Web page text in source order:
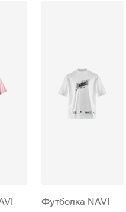
Футболка NAVI